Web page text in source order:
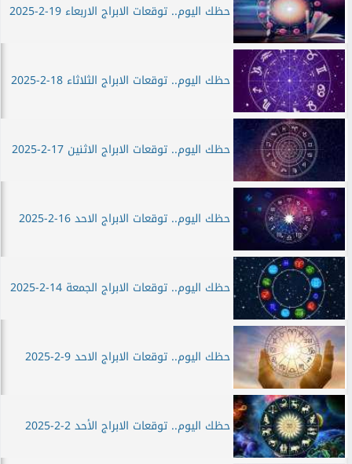
حظك اليوم.. توقعات الابراج الاربعاء 19-2-2025
حظك اليوم.. توقعات الابراج الثلاثاء 18-2-2025
حظك اليوم.. توقعات الابراج الاثنين 17-2-2025
حظك اليوم.. توقعات الابراج الاحد 16-2-2025
حظك اليوم.. توقعات الابراج الجمعة 14-2-2025
حظك اليوم.. توقعات الابراج الاحد 9-2-2025
حظك اليوم.. توقعات الابراج الأحد 2-2-2025